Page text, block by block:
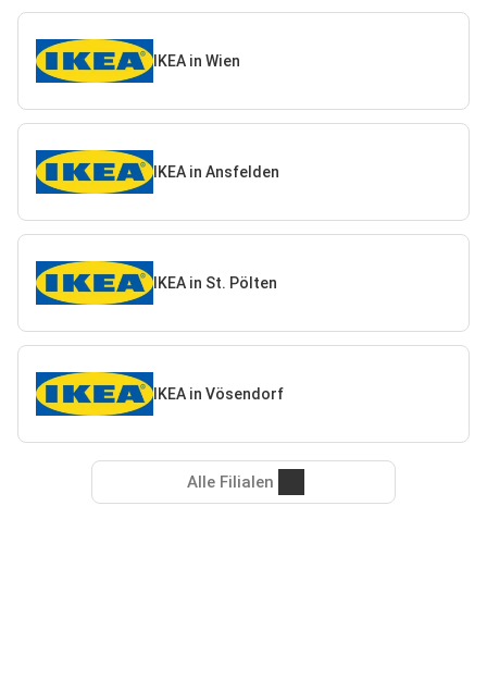
IKEA in Wien
IKEA in Ansfelden
IKEA in St. Pölten
IKEA in Vösendorf
Alle Filialen